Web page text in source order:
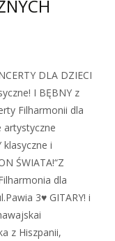
DLA DZIECI
I BĘBNY z
Filharmonii dla
klasyczne i
ŚWIATA!“Z
dla
3♥ GITARY! i
z Hiszpanii,